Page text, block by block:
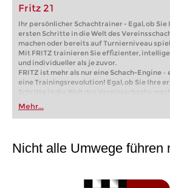
Fritz 21
Ihr persönlicher Schachtrainer - Egal, ob Sie
ersten Schritte in die Welt des
machen oder bereits auf Turnierniveau
Mit FRITZ trainieren Sie effizienter,
und individueller als je zuvor.
FRITZ ist mehr als nur eine Schach-Engine –
eine Trainingsrevolution! Egal, ob Sie Ihre
Schritte in die Welt des Vereinsschachs
oder bereits auf Turnierniveau spielen: Mit
FRITZ trainieren Sie effizienter, intelligenter
individueller als je zuvor.
Mehr...
Nicht alle Umwege führen